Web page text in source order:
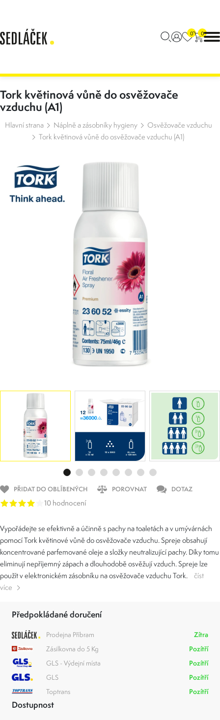
0 0
Tork květinová vůně do osvěžovače
vzduchu (A1)
Hlavní strana Náplně a zásobníky hygieny
Osvěžovače vzduchu
Tork květinová vůně do osvěžovače vzduchu (A1)
PŘIDAT DO OBLÍBENÝCH POROVNAT DOTAZ
10 hodnocení
Vypořádejte se efektivně a účinně s pachy na toaletách a v umývárnách
pomocí Tork květinové vůně do osvěžovače vzduchu. Spreje obsahují
koncentrované parfemované oleje a složky neutralizující pachy. Díky tomu
eliminují nepříjemný zápach a dlouhodobě osvěžují vzduch. Spreje lze
použít v elektronickém zásobníku na osvěžovače vzduchu Tork.
číst
více
Předpokládané doručení
Prodejna Příbram
Zítra
Zásilkovna do 5 Kg
Pozítří
GLS - Výdejní místa
Pozítří
GLS
Pozítří
Toptrans
Pozítří
Dostupnost